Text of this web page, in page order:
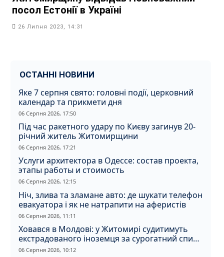
посол Естонії в Україні
26 Липня 2023, 14:31
ОСТАННІ НОВИНИ
Яке 7 серпня свято: головні події, церковний
календар та прикмети дня
06 Серпня 2026, 17:50
Під час ракетного удару по Києву загинув 20-
річний житель Житомирщини
06 Серпня 2026, 17:21
Услуги архитектора в Одессе: состав проекта,
этапы работы и стоимость
06 Серпня 2026, 12:15
Ніч, злива та зламане авто: де шукати телефон
евакуатора і як не натрапити на аферистів
06 Серпня 2026, 11:11
Ховався в Молдові: у Житомирі судитимуть
екстрадованого іноземця за сурогатний спирт
і відмивання грошей
06 Серпня 2026, 10:12